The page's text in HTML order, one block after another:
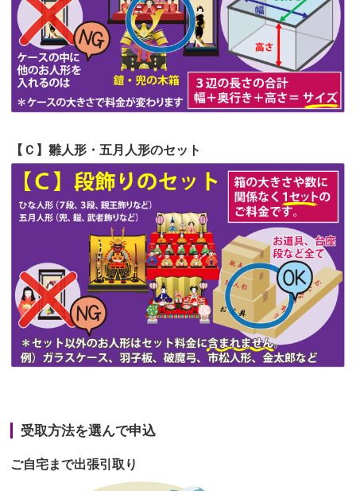
第53回人形供養祭令和4年7月1日(金)
第52回人形供養祭令和4年5月17日(火)
第51回人形供養祭令和4年4月18日(月)
第50回人形供養祭令和4年3月15日(火)
第49回人形供養祭令和4年1月17日(月)
第48回人形供養祭令和3年12月3日(金)
第47回人形供養祭 令和3年10月11日(月)
第46回人形供養祭 令和3年9月13日(月)
第45回人形供養祭令和3年7月12日(月)
第44回人形供養祭令和3年6月3日(木)
第43回人形供養祭令和3年4月23日(金)
第39回人形供養祭令和2年10月22日(木)
【Ｃ】雛人形・五月人形のセット
受取方法を選んで申込
ご自宅まで出張引取り